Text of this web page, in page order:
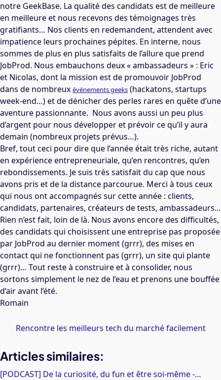
notre GeekBase. La qualité des candidats est de meilleure
en meilleure et nous recevons des témoignages très
gratifiants… Nos clients en redemandent, attendent avec
impatience leurs prochaines pépites. En interne, nous
sommes de plus en plus satisfaits de l’allure que prend
JobProd. Nous embauchons deux « ambassadeurs » : Eric
et Nicolas, dont la mission est de promouvoir JobProd
dans de nombreux événements geeks (hackatons, startups
week-end…) et de dénicher des perles rares en quête d’une
aventure passionnante. Nous avons aussi un peu plus
d’argent pour nous développer et prévoir ce qu’il y aura
demain (nombreux projets prévus…).
Bref, tout ceci pour dire que l’année était très riche, autant
en expérience entrepreneuriale, qu’en rencontres, qu’en
rebondissements. Je suis très satisfait du cap que nous
avons pris et de la distance parcourue. Merci à tous ceux
qui nous ont accompagnés sur cette année : clients,
candidats, partenaires, créateurs de tests, ambassadeurs…
Rien n’est fait, loin de là. Nous avons encore des difficultés,
des candidats qui choisissent une entreprise pas proposée
par JobProd au dernier moment (grrr), des mises en
contact qui ne fonctionnent pas (grrr), un site qui plante
(grrr)… Tout reste à construire et à consolider, nous
sortons simplement le nez de l’eau et prenons une bouffée
d’air avant l’été.
Romain
Rencontre les meilleurs tech du marché facilement
Articles similaires:
[PODCAST] De la curiosité, du fun et être soi-même -…